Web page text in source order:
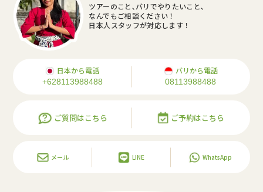
ツアーのこと､バリでやりたいこと､
なんでもご相談ください！
日本人スタッフが対応します！
日本から電話
+628113988488
バリから電話
08113988488
ご質問はこちら ご予約はこちら
メール LINE WhatsApp